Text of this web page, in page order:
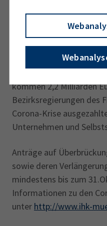
und die fortdauernde
Unternehmen
Insgesamt hat die IHK
kommen 2,2 Milliarden
Bezirksregierungen des
Corona-Krise
Unternehmen und
Anträge auf
sowie deren
mindestens bis zum
Informationen zu den
unter http://www.ihk-